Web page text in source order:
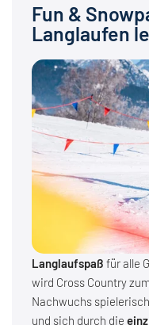
Fun &
Langlaufen
Langlaufspaß für alle
wird Cross Country
Nachwuchs
und sich durch die